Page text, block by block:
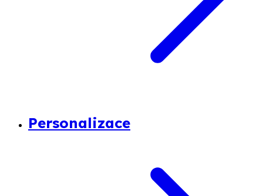
Personalizace